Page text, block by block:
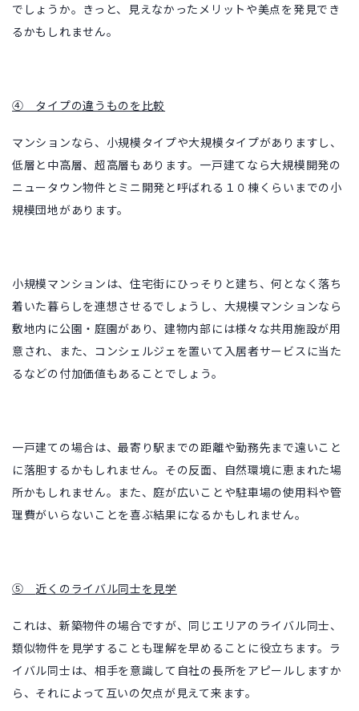
でしょうか。きっと、見えなかったメリットや美点を発見でき
るかもしれません。
④ タイプの違うものを比較
マンションなら、小規模タイプや大規模タイプがありますし、
低層と中高層、超高層もあります。一戸建てなら大規模開発の
ニュータウン物件とミニ開発と呼ばれる１０棟くらいまでの小
規模団地があります。
小規模マンションは、住宅街にひっそりと建ち、何となく落ち
着いた暮らしを連想させるでしょうし、大規模マンションなら
敷地内に公園・庭園があり、建物内部には様々な共用施設が用
意され、また、コンシェルジェを置いて入居者サービスに当た
るなどの付加価値もあることでしょう。
一戸建ての場合は、最寄り駅までの距離や勤務先まで遠いこと
に落胆するかもしれません。その反面、自然環境に恵まれた場
所かもしれません。また、庭が広いことや駐車場の使用料や管
理費がいらないことを喜ぶ結果になるかもしれません。
⑤ 近くのライバル同士を見学
これは、新築物件の場合ですが、同じエリアのライバル同士、
類似物件を見学することも理解を早めることに役立ちます。ラ
イバル同士は、相手を意識して自社の長所をアピールしますか
ら、それによって互いの欠点が見えて来ます。